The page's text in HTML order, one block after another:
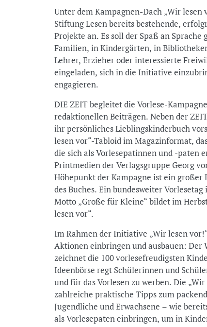
Unter dem Kampagnen-Dach „Wir
Stiftung Lesen bereits bestehende,
Projekte an. Es soll der Spaß an
Familien, in Kindergärten, in
Lehrer, Erzieher oder interessierte
eingeladen, sich in die Initiative
engagieren.
DIE ZEIT begleitet die Vorlese-
redaktionellen Beiträgen. Neben der
ihr persönliches Lieblingskinderbuch
lesen vor“-Tabloid im Magazinformat,
die sich als Vorlesepatinnen und -paten
Printmedien der Verlagsgruppe Georg
Höhepunkt der Kampagne ist ein großer
des Buches. Ein bundesweiter
Motto „Große für Kleine“ bildet im
lesen vor“.
Im Rahmen der Initiative „Wir lesen
Aktionen einbringen und ausbauen: Der
zeichnet die 100 vorlesefreudigsten
Ideenbörse regt Schülerinnen und
und für das Vorlesen zu werben. Die
zahlreiche praktische Tipps zum
Jugendliche und Erwachsene – wie
als Vorlesepaten einbringen, um in